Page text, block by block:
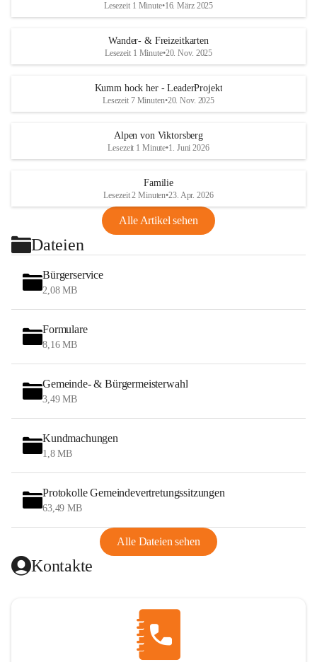
Lesezeit 1 Minute•16. März 2025
Wander- & Freizeitkarten
Lesezeit 1 Minute•20. Nov. 2025
Kumm hock her - LeaderProjekt
Lesezeit 7 Minuten•20. Nov. 2025
Alpen von Viktorsberg
Lesezeit 1 Minute•1. Juni 2026
Familie
Lesezeit 2 Minuten•23. Apr. 2026
Alle Artikel sehen
Dateien
Bürgerservice
2,08 MB
Formulare
8,16 MB
Gemeinde- & Bürgermeisterwahl
3,49 MB
Kundmachungen
1,8 MB
Protokolle Gemeindevertretungssitzungen
63,49 MB
Alle Dateien sehen
Kontakte